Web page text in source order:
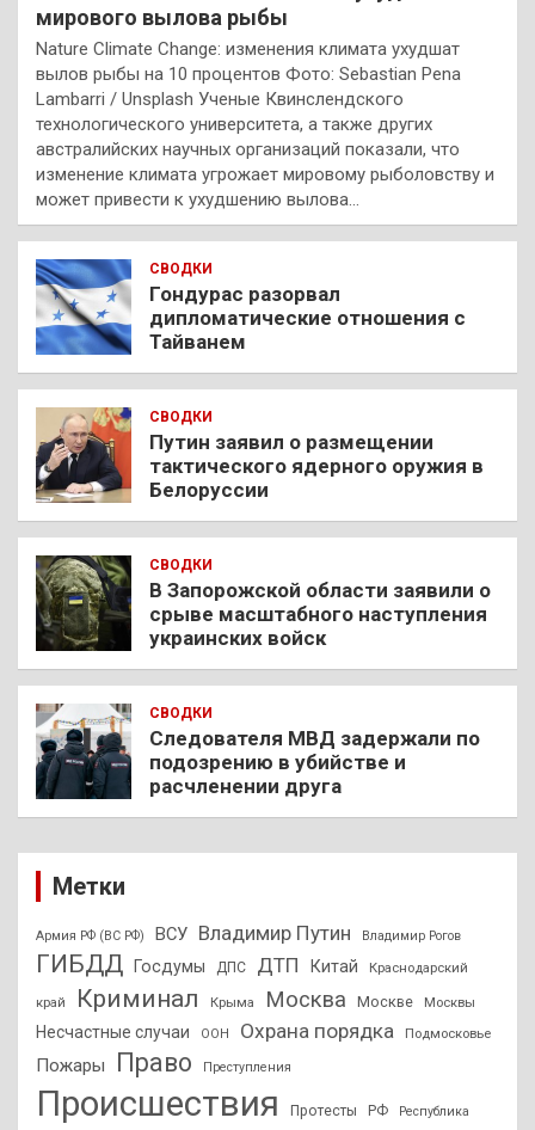
мирового вылова рыбы
Nature Climate Change: изменения климата ухудшат
вылов рыбы на 10 процентов Фото: Sebastian Pena
Lambarri / Unsplash Ученые Квинслендского
технологического университета, а также других
австралийских научных организаций показали, что
изменение климата угрожает мировому рыболовству и
может привести к ухудшению вылова…
СВОДКИ
Гондурас разорвал
дипломатические отношения с
Тайванем
СВОДКИ
Путин заявил о размещении
тактического ядерного оружия в
Белоруссии
СВОДКИ
В Запорожской области заявили о
срыве масштабного наступления
украинских войск
СВОДКИ
Следователя МВД задержали по
подозрению в убийстве и
расчленении друга
Метки
Армия РФ (ВС РФ) ВСУ Владимир Путин Владимир Рогов
ГИБДД Госдумы ДПС ДТП Китай Краснодарский
край Криминал Крыма Москва Москве Москвы
Несчастные случаи ООН Охрана порядка Подмосковье
Пожары Право Преступления
Происшествия Протесты РФ Республика